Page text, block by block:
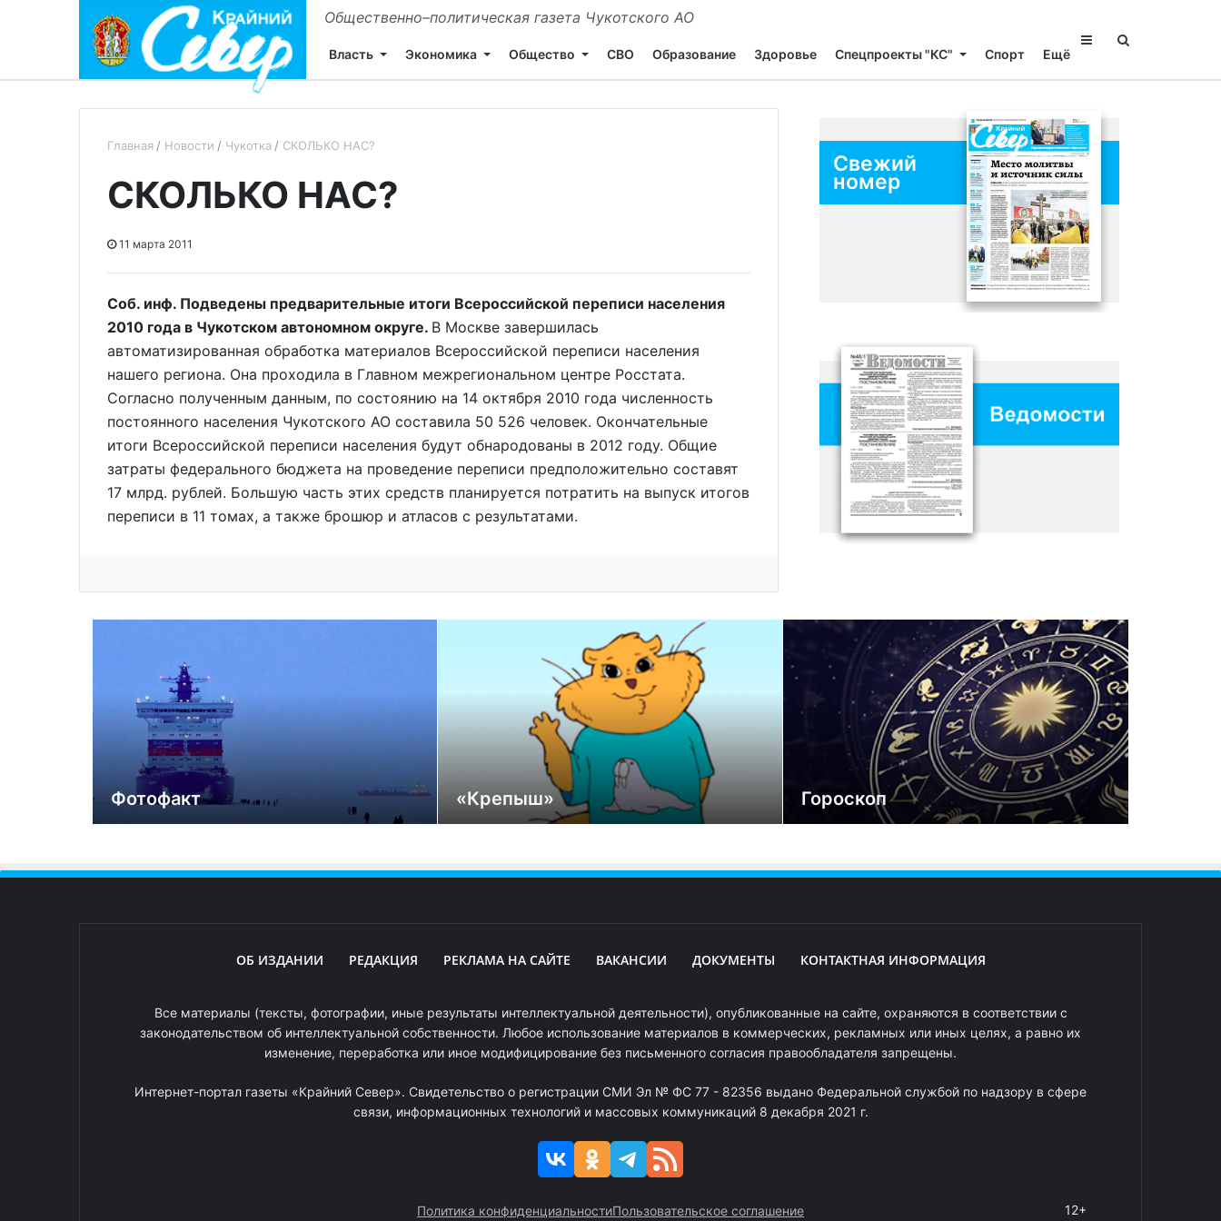
Общественно–политическая газета Чукотского АО
Власть Экономика Общество СВО Образование Здоровье Спецпроекты "КС" Спорт Ещё
Главная Новости Чукотка СКОЛЬКО НАС?
СКОЛЬКО НАС?
11 марта 2011
Соб. инф. Подведены предварительные итоги Всероссийской переписи населения
2010 года в Чукотском автономном округе. В Москве завершилась
автоматизированная обработка материалов Всероссийской переписи населения
нашего региона. Она проходила в Главном межрегиональном центре Росстата.
Согласно полученным данным, по состоянию на 14 октября 2010 года численность
постоянного населения Чукотского АО составила 50 526 человек. Окончательные
итоги Всероссийской переписи населения будут обнародованы в 2012 году. Общие
затраты федерального бюджета на проведение переписи предположительно составят
17 млрд. рублей. Большую часть этих средств планируется потратить на выпуск итогов
переписи в 11 томах, а также брошюр и атласов с результатами.
Свежий
номер
Фотофакт «Крепыш» Гороскоп
ОБ ИЗДАНИИ РЕДАКЦИЯ РЕКЛАМА НА САЙТЕ ВАКАНСИИ ДОКУМЕНТЫ КОНТАКТНАЯ ИНФОРМАЦИЯ
Все материалы (тексты, фотографии, иные результаты интеллектуальной деятельности), опубликованные на сайте, охраняются в соответствии с
законодательством об интеллектуальной собственности. Любое использование материалов в коммерческих, рекламных или иных целях, а равно их
изменение, переработка или иное модифицирование без письменного согласия правообладателя запрещены.
Интернет-портал газеты «Крайний Север». Свидетельство о регистрации СМИ Эл № ФС 77 - 82356 выдано Федеральной службой по надзору в сфере
связи, информационных технологий и массовых коммуникаций 8 декабря 2021 г.
Политика конфиденциальностиПользовательское соглашение 12+